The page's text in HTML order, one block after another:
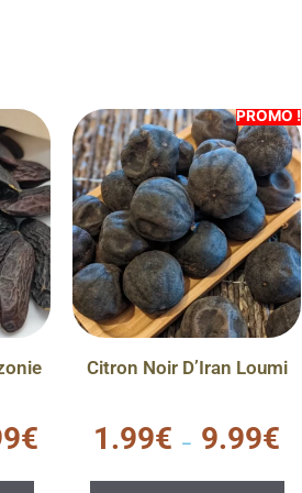
€
PROMO !
Citron Noir D’Iran Loumi
s
u
5
1.99€ – 9.99€